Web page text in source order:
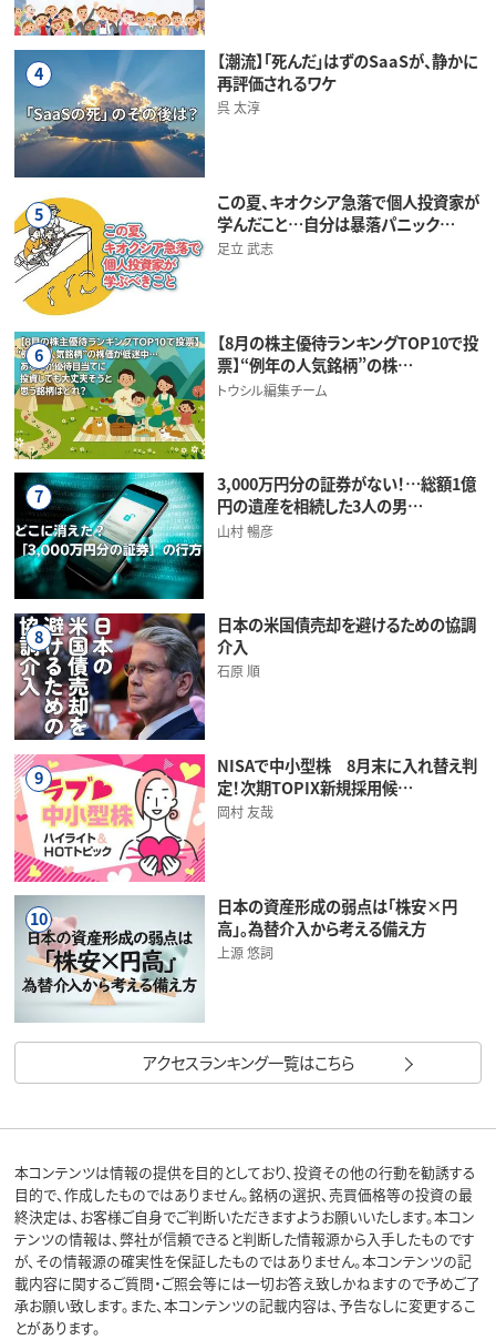
4
【潮流】「死んだ」はずのSaaSが、静かに
再評価されるワケ
呉 太淳
5
この夏、キオクシア急落で個人投資家が
学んだこと…自分は暴落パニック…
足立 武志
6
【8月の株主優待ランキングTOP10で投
票】“例年の人気銘柄”の株…
トウシル編集チーム
7
3,000万円分の証券がない！…総額1億
円の遺産を相続した3人の男…
山村 暢彦
8
日本の米国債売却を避けるための協調
介入
石原 順
9
NISAで中小型株 8月末に入れ替え判
定！次期TOPIX新規採用候…
岡村 友哉
10
日本の資産形成の弱点は「株安×円
高」。為替介入から考える備え方
上源 悠詞
アクセスランキング一覧はこちら
本コンテンツは情報の提供を目的としており、投資その他の行動を勧誘する
目的で、作成したものではありません。銘柄の選択、売買価格等の投資の最
終決定は、お客様ご自身でご判断いただきますようお願いいたします。本コン
テンツの情報は、弊社が信頼できると判断した情報源から入手したものです
が、その情報源の確実性を保証したものではありません。本コンテンツの記
載内容に関するご質問・ご照会等には一切お答え致しかねますので予めご了
承お願い致します。また、本コンテンツの記載内容は、予告なしに変更するこ
とがあります。